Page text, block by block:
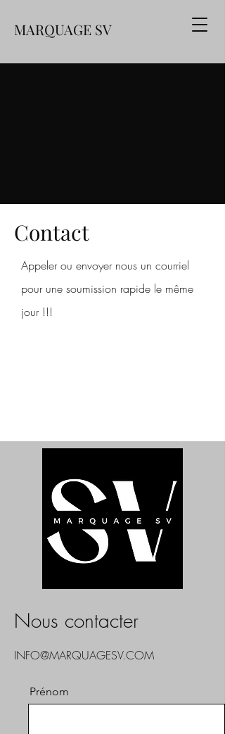
MARQUAGE SV
Contact
Appeler ou envoyer nous un courriel
pour une soumission rapide le même
jour !!!
Nous contacter
INFO@MARQUAGESV.COM
Prénom